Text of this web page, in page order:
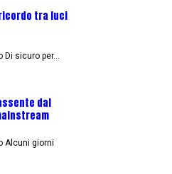
tra luci
Di sicuro per…
dal
Alcuni giorni